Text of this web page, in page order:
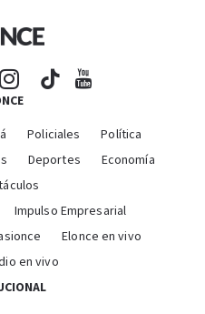
Policiales
Política
Deportes
Economía
Impulso Empresarial
Elonce en vivo
en vivo